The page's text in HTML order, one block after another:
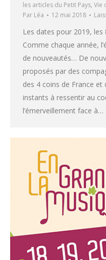
les articles du Petit Pays, Vie
Par Léa 12 mai 2018
Les dates pour 2019,
Comme chaque année,
de nouveautés… De
proposés par des
des 4 coins de France et
instants à ressentir au
l’émerveillement face à…